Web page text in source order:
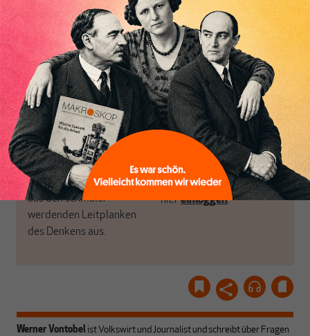
MAKROSKOP steht für
das große Ganze. Wir
haben einen Blick auf
Geld, Wirtschaft und
Politik, den Sie so
woanders nicht finden.
Dabei leben wir von
unseren Autoren, ihren
Recherchen, ihrem Wissen
und ihrem Enthusiasmus.
Gemeinsam scheren wir
aus den schmaler
werdenden Leitplanken
des Denkens aus.
engen und verstaubten
Debattenräume.
Brauchen Sie auch frische
Luft? Dann folgen Sie
einfach dem Button.
ABONNIEREN SIE
MAKROSKOP
Schon Abonnent? Dann
hiereinloggen!
Werner Vontobel ist Volkswirt und Journalist und schreibt über Fragen